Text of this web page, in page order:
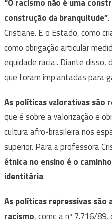
“O racismo não é uma
construção da branquitude”.
Cristiane. E o Estado, como
como obrigação articular
equidade racial. Diante disso,
que foram implantadas para
As políticas valorativas são
que é sobre a valorização e
cultura afro-brasileira nos
superior. Para a professora
étnica no ensino é o
identitária.
As políticas repressivas são
racismo, como a nº 7.716/